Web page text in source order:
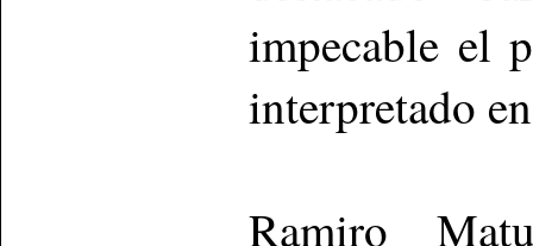
impecable el
interpretado
Ramiro